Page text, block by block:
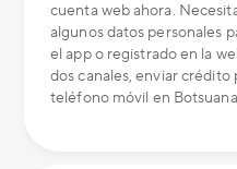
cuenta web ahora.
algunos datos personales
el app o registrado en la
dos canales, enviar crédito
teléfono móvil en Botsuana